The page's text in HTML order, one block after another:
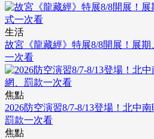
生活
故宮《龍藏經》特展8/8開展！展
一次看
焦點
2026防空演習8/7-8/13登場！北中
罰款一次看
焦點